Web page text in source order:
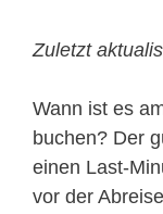
Zuletzt
Wann ist es
buchen? Der
einen Last-
vor der